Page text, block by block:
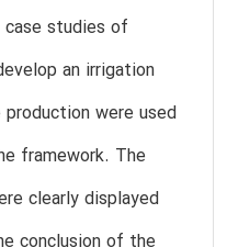
studies of
an irrigation
production were used
framework. The
clearly displayed